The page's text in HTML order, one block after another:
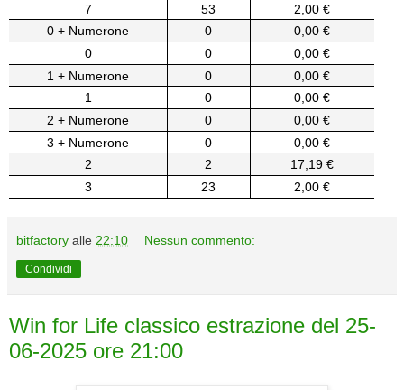
7
53
2,00 €
0 + Numerone
0
0,00 €
0
0
0,00 €
1 + Numerone
0
0,00 €
1
0
0,00 €
2 + Numerone
0
0,00 €
3 + Numerone
0
0,00 €
2
2
17,19 €
3
23 2,00 €
bitfactory alle 22:10 Nessun commento:
Condividi
Win for Life classico estrazione del 25-
06-2025 ore 21:00